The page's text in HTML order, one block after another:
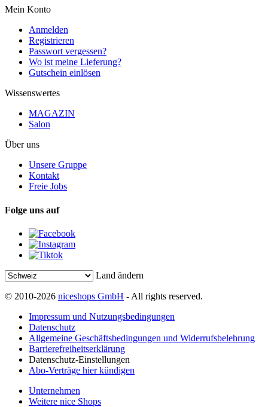
Mein Konto
Anmelden
Registrieren
Passwort vergessen?
Wo ist meine Lieferung?
Gutschein einlösen
Wissenswertes
MAGAZIN
Salon
Über uns
Unsere Gruppe
Kontakt
Freie Jobs
Folge uns auf
Land ändern
© 2010-2026 niceshops GmbH - All rights reserved.
Impressum und Nutzungsbedingungen
Datenschutz
Allgemeine Geschäftsbedingungen und Widerrufsbelehrung
Barrierefreiheitserklärung
Datenschutz-Einstellungen
Abo-Verträge hier kündigen
Unternehmen
Weitere nice Shops